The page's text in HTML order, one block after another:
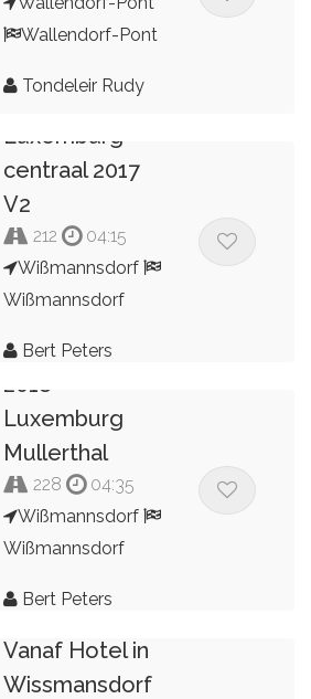
Wallendorf-Pont
Tondeleir Rudy
Luxemburg
centraal 2017
V2
212
04:15
Wißmannsdorf
Wißmannsdorf
Bert Peters
2018
Luxemburg
Mullerthal
228
04:35
Wißmannsdorf
Wißmannsdorf
Bert Peters
Vanaf Hotel in
Wissmansdorf